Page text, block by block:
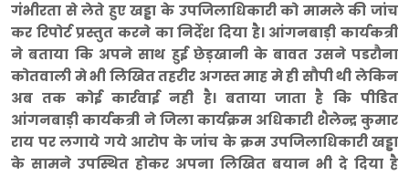
गंभीरता से लेते हुए खड्डा के उपजिलाधिकारी को मामले की जांच
कर रिपोर्ट प्रस्तुत करने का निर्देश दिया है। आंगनबाड़ी कार्यकत्री
ने बताया कि अपने साथ हुई छेड़खानी के बावत उसने पडरौना
कोतवाली मे भी लिखित तहरीर अगस्त माह मे ही सौपी थी लेकिन
अब तक कोई कार्रवाई नही है। बताया जाता है कि पीडित
आंगनबाड़ी कार्यकत्री ने जिला कार्यक्रम अधिकारी शैलेन्द्र कुमार
राय पर लगाये गये आरोप के जांच के क्रम उपजिलाधिकारी खड्डा
के सामने उपस्थित होकर अपना लिखित बयान भी दे दिया है